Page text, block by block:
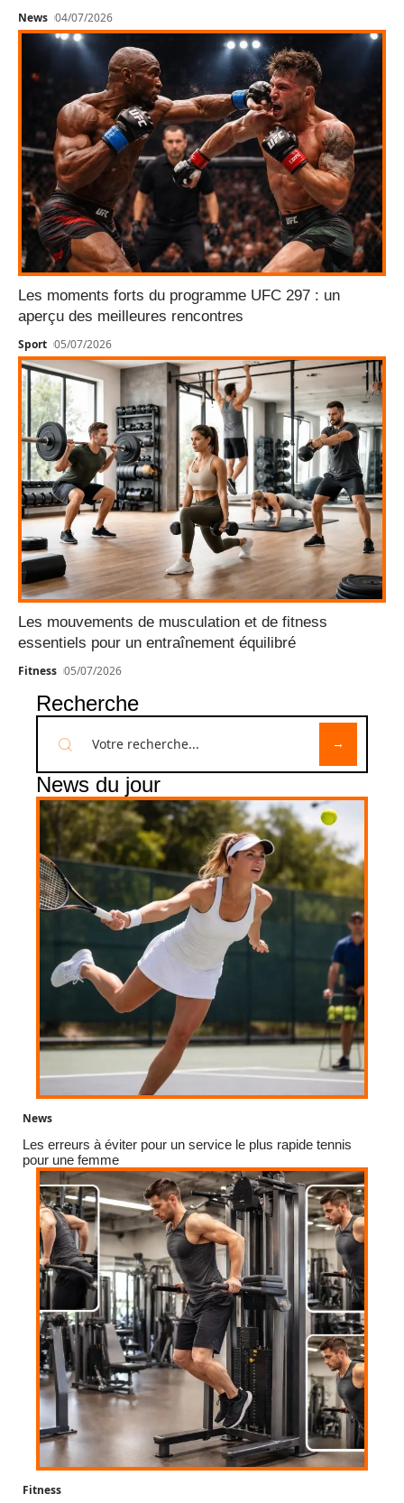
News 04/07/2026
Les moments forts du programme UFC 297 : un
aperçu des meilleures rencontres
Sport 05/07/2026
Les mouvements de musculation et de fitness
essentiels pour un entraînement équilibré
Fitness 05/07/2026
Recherche
News du jour
News
Les erreurs à éviter pour un service le plus rapide tennis
pour une femme
Fitness